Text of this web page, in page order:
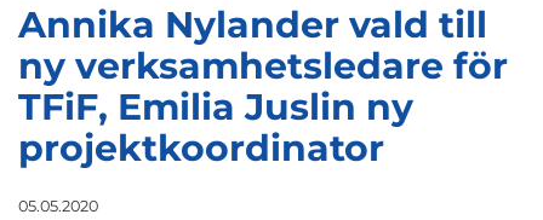
Annika Nylander vald till
ny verksamhetsledare för
TFiF, Emilia Juslin ny
projektkoordinator
05.05.2020